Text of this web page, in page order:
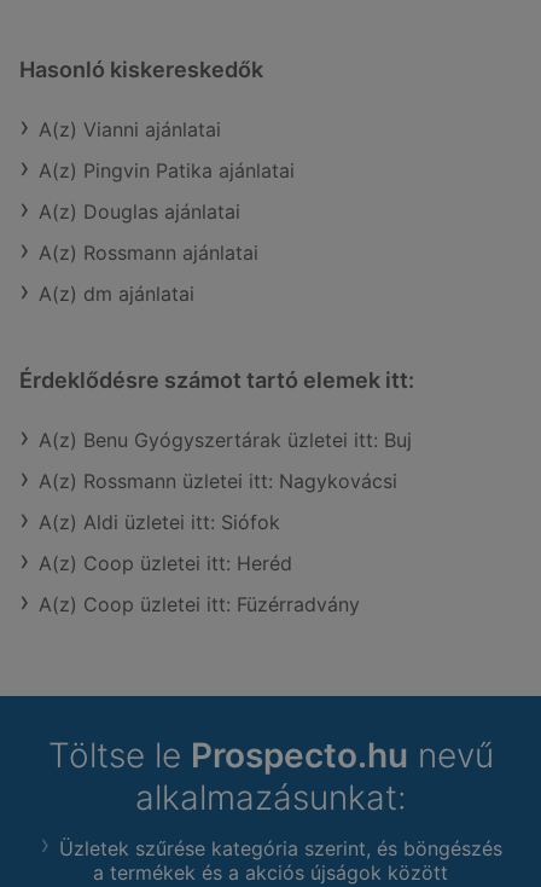
Hasonló kiskereskedők
A(z) Vianni ajánlatai
A(z) Pingvin Patika ajánlatai
A(z) Douglas ajánlatai
A(z) Rossmann ajánlatai
A(z) dm ajánlatai
Érdeklődésre számot tartó elemek itt:
A(z) Benu Gyógyszertárak üzletei itt: Buj
A(z) Rossmann üzletei itt: Nagykovácsi
A(z) Aldi üzletei itt: Siófok
A(z) Coop üzletei itt: Heréd
A(z) Coop üzletei itt: Füzérradvány
Töltse le Prospecto.hu nevű
alkalmazásunkat:
Üzletek szűrése kategória szerint, és böngészés
a termékek és a akciós újságok között